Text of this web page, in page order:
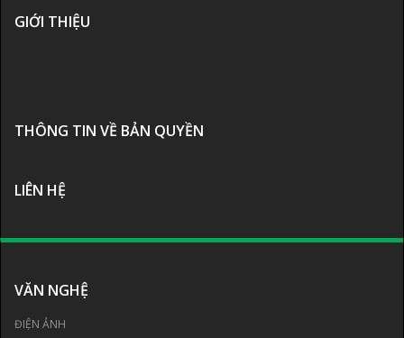
GIỚI THIỆU
THÔNG TIN VỀ BẢN QUYỀN
LIÊN HỆ
VĂN NGHỆ
ĐIỆN ẢNH